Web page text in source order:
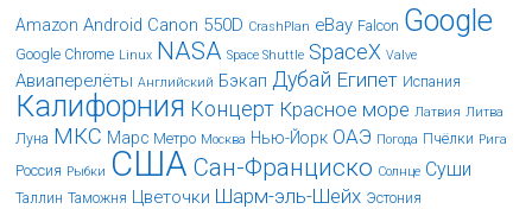
Amazon Android Canon 550D CrashPlan eBay Falcon Google
Google Chrome Linux NASA Space Shuttle SpaceX Valve
Авиаперелёты Английский Бэкап Дубай Египет Испания
Калифорния Концерт Красное море Латвия Литва
Луна МКС Марс Метро Москва Нью-Йорк ОАЭ Погода Пчёлки Рига
Россия Рыбки США Сан-Франциско Солнце Суши
Таллин Таможня Цветочки Шарм-эль-Шейх Эстония